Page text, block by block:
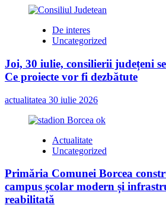
De interes
Uncategorized
Joi, 30 iulie, consilierii județeni
Ce proiecte vor fi dezbătute
actualitatea 30 iulie 2026
Actualitate
Uncategorized
Primăria Comunei Borcea
campus școlar modern și
reabilitată